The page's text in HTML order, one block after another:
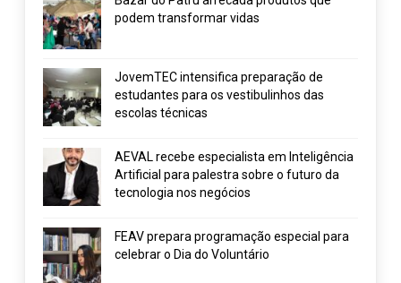
podem transformar vidas
JovemTEC intensifica preparação de
estudantes para os vestibulinhos das
escolas técnicas
AEVAL recebe especialista em Inteligência
Artificial para palestra sobre o futuro da
tecnologia nos negócios
FEAV prepara programação especial para
celebrar o Dia do Voluntário